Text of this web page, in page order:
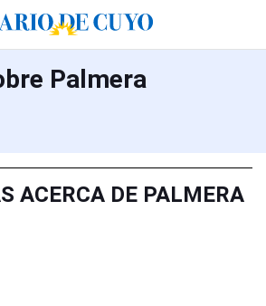
Palmera
ACERCA DE PALMERA